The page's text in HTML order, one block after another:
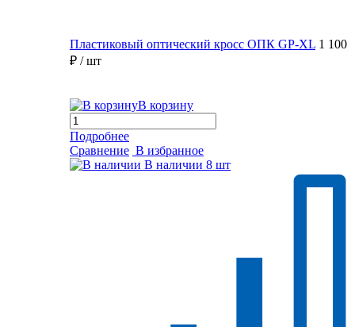
Пластиковый оптический кросс ОПК GP-XL 1 100
₽ / шт
В корзину
Подробнее
Сравнение В избранное
В наличии 8 шт